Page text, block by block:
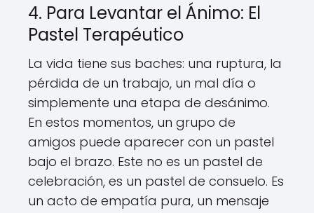
4. Para Levantar el Ánimo: El
Pastel Terapéutico
La vida tiene sus baches: una ruptura, la
pérdida de un trabajo, un mal día o
simplemente una etapa de desánimo.
En estos momentos, un grupo de
amigos puede aparecer con un pastel
bajo el brazo. Este no es un pastel de
celebración, es un pastel de consuelo. Es
un acto de empatía pura, un mensaje